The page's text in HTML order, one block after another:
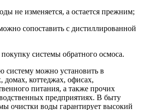
не изменяется, а остается прежним;
сопоставить с дистиллированной
системы обратного осмоса.
систему можно установить в
домах, коттеджах, офисах,
питания, а также прочих
предприятиях. В быту
очистки воды гарантирует высокий